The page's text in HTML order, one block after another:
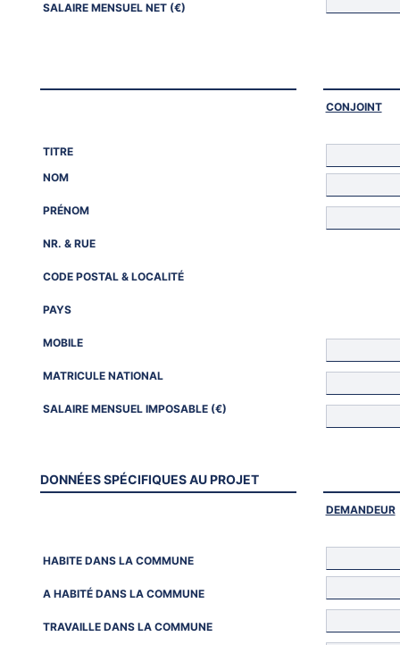
SALAIRE MENSUEL NET (€)
TITRE
NOM
PRÉNOM
NR. & RUE
CODE POSTAL & LOCALITÉ
PAYS
MOBILE
MATRICULE NATIONAL
SALAIRE MENSUEL IMPOSABLE (€)
CONJOINT
DONNÉES SPÉCIFIQUES AU PROJET
HABITE DANS LA COMMUNE
A HABITÉ DANS LA COMMUNE
TRAVAILLE DANS LA COMMUNE
DEMANDEUR